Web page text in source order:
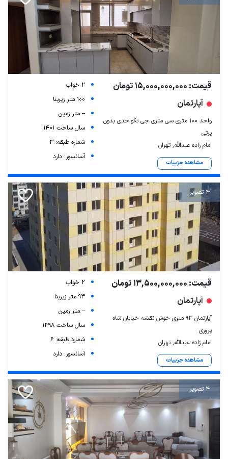
قیمت: 15,000,000,000 تومان
آپارتمان
واحد ۱۰۰ متری سی متری جی تکواحدی بدون
پرتی
امام زاده عبدالله, تهران
مشاهده جزییات
2 خواب
100 متر زیربنا
-- متر زمین
سال ساخت 1401
شماره طبقه: 3
آسانسور: دارد
4 تصویر
قیمت: 13,500,000,000 تومان
آپارتمان
آپارتمان ۹۳ متری خوش نقشه خیابان شاه
پروری
امام زاده عبدالله, تهران
مشاهده جزییات
2 خواب
93 متر زیربنا
-- متر زمین
سال ساخت 1398
شماره طبقه: 6
آسانسور: دارد
4 تصویر